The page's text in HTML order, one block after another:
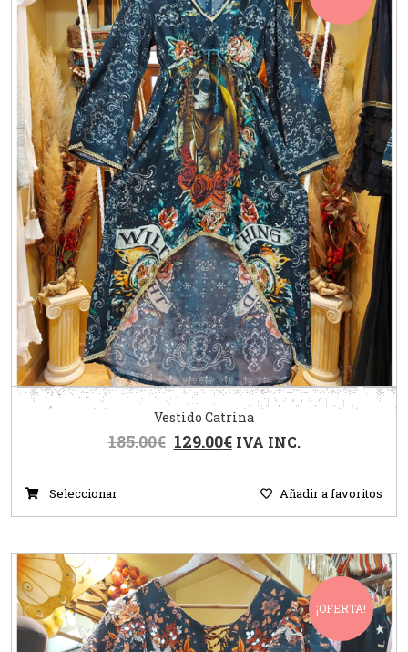
Vestido Catrina
185.00€ 129.00€ IVA INC.
Seleccionar Añadir a favoritos
¡OFERTA!